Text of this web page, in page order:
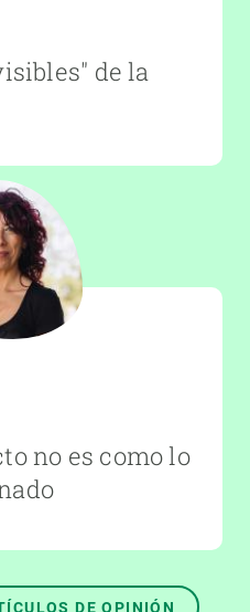
de la
no es como lo
DE OPINIÓN